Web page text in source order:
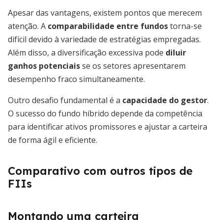
Apesar das vantagens, existem pontos que merecem
atenção. A comparabilidade entre fundostorna-se
difícil devido à variedade de estratégias empregadas.
Além disso, a diversificação excessiva pode diluir
ganhos potenciaisse os setores apresentarem
desempenho fraco simultaneamente.
Outro desafio fundamental é a capacidade do gestor.
O sucesso do fundo híbrido depende da competência
para identificar ativos promissores e ajustar a carteira
de forma ágil e eficiente.
Comparativo com outros tipos de
FIIs
Montando uma carteira